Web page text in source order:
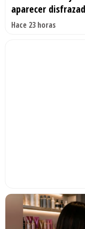
aparecer
Hace 23 horas